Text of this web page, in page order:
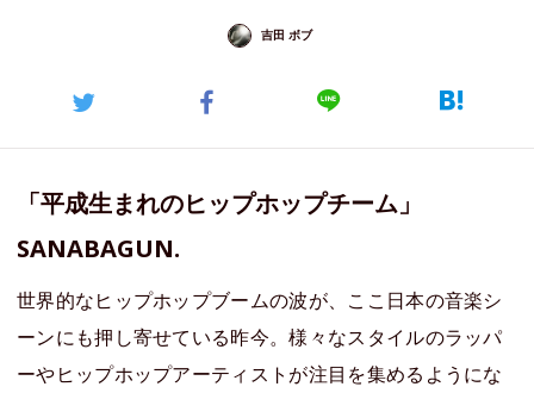
吉田 ボブ
「平成生まれのヒップホップチーム」
SANABAGUN.
世界的なヒップホップブームの波が、ここ日本の音楽シ
ーンにも押し寄せている昨今。様々なスタイルのラッパ
ーやヒップホップアーティストが注目を集めるようにな